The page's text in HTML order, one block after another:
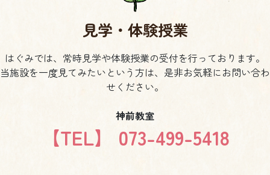
見学・体験授業
はぐみでは、常時見学や体験授業の受付を行っております。
当施設を一度見てみたいという方は、是非お気軽にお問い合わ
せください。
神前教室
【TEL】 073-499-5418